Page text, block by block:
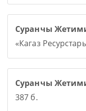
Суранчы
«Кагаз
Суранчы
387 б.